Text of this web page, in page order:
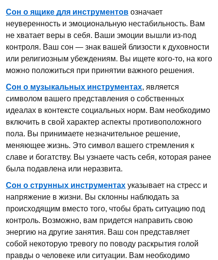
Сон о ящике для инструментов означает
неуверенность и эмоциональную нестабильность. Вам
не хватает веры в себя. Ваши эмоции вышли из-под
контроля. Ваш сон — знак вашей близости к духовности
или религиозным убеждениям. Вы ищете кого-то, на кого
можно положиться при принятии важного решения.
Сон о музыкальных инструментах, является
символом вашего представления о собственных
идеалах в контексте социальных норм. Вам необходимо
включить в свой характер аспекты противоположного
пола. Вы принимаете незначительное решение,
меняющее жизнь. Это символ вашего стремления к
славе и богатству. Вы узнаете часть себя, которая ранее
была подавлена или неразвита.
Сон о струнных инструментах указывает на стресс и
напряжение в жизни. Вы склонны наблюдать за
происходящим вместо того, чтобы брать ситуацию под
контроль. Возможно, вам придется направить свою
энергию на другие занятия. Ваш сон представляет
собой некоторую тревогу по поводу раскрытия голой
правды о человеке или ситуации. Вам необходимо